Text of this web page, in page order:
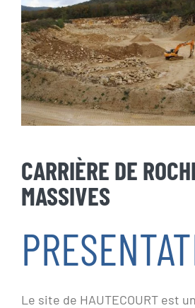
CARRIÈRE DE
MASSIVES
Le site de HAUTECOURT est